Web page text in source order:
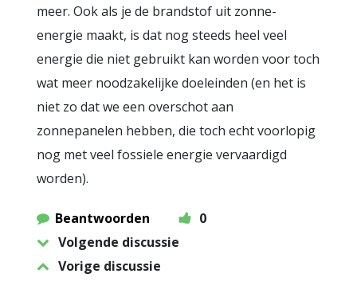
meer. Ook als je de brandstof uit zonne-
energie maakt, is dat nog steeds heel veel
energie die niet gebruikt kan worden voor toch
wat meer noodzakelijke doeleinden (en het is
niet zo dat we een overschot aan
zonnepanelen hebben, die toch echt voorlopig
nog met veel fossiele energie vervaardigd
worden).
Beantwoorden
0
Volgende discussie
Vorige discussie